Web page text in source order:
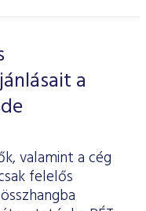
a
valamint a cég
felelős